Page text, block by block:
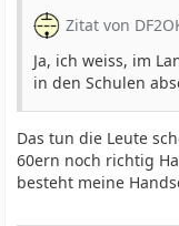
Zitat von
Ja, ich weiss, im
in den Schulen
Das tun die Leute
60ern noch richtig
besteht meine